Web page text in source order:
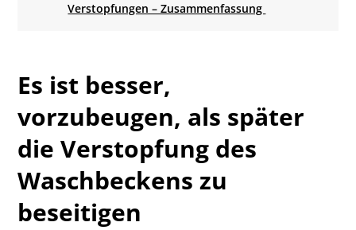
Verstopfungen – Zusammenfassung
Es ist besser,
vorzubeugen, als später
die Verstopfung des
Waschbeckens zu
beseitigen